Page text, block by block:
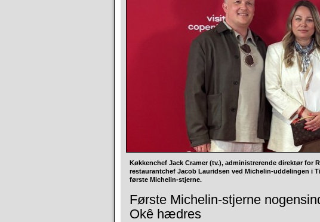
Køkkenchef Jack Cramer (tv.), administrerende direktør for
restaurantchef Jacob Lauridsen ved Michelin-uddelingen i
første Michelin-stjerne.
Første Michelin-stjerne
Okê hædres